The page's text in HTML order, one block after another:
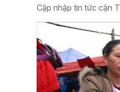
Cập nhập tin tức cận